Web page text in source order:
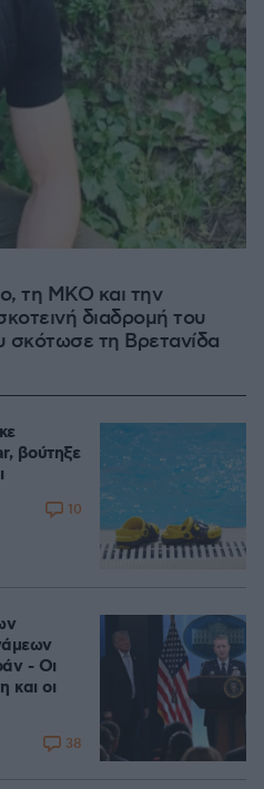
τη ΜΚΟ και την
διαδρομή του
τη Βρετανίδα
βούτηξε
10
- Οι
και οι
38